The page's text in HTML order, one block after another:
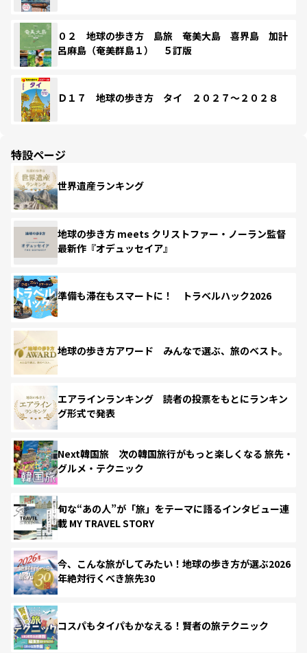
０２ 地球の歩き方 島旅 奄美大島 喜界島 加計
呂麻島（奄美群島１） ５訂版
Ｄ１７ 地球の歩き方 タイ ２０２７～２０２８
特設ページ
世界遺産ランキング
地球の歩き方 meets クリストファー・ノーラン監督
最新作『オデュッセイア』
準備も滞在もスマートに！ トラベルハック2026
地球の歩き方アワード みんなで選ぶ、旅のベスト。
エアラインランキング 読者の投票をもとにランキン
グ形式で発表
Next韓国旅 次の韓国旅行がもっと楽しくなる 旅先・
グルメ・テクニック
旬な“あの人”が「旅」をテーマに語るインタビュー連
載 MY TRAVEL STORY
今、こんな旅がしてみたい！地球の歩き方が選ぶ2026
年絶対行くべき旅先30
コスパもタイパもかなえる！賢者の旅テクニック